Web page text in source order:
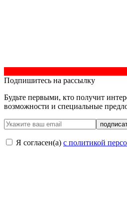
Подпишитесь на рассылку
Будьте первыми, кто получит
возможности и специальные
Я согласен(a) с политикой